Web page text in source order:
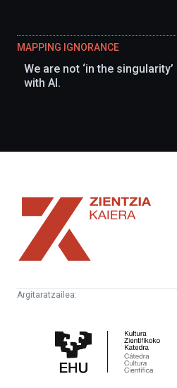
MAPPING IGNORANCE
We are not ‘in the singularity’
with AI.
Zientzia
Kaiera
Argitaratzailea:
Zientifikoko
Katedra